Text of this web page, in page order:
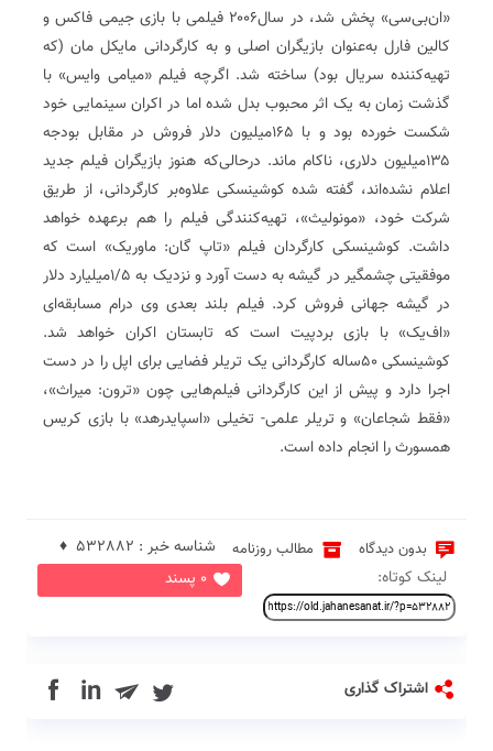
«ان‌بی‌سی» پخش ‌شد، در سال۲۰۰۶ فیلمی با بازی جیمی فاکس و
کالین فارل به‌عنوان بازیگران اصلی و به کارگردانی مایکل مان (که
تهیه‌کننده سریال بود) ساخته شد. اگرچه فیلم «میامی وایس» با
گذشت زمان به یک اثر محبوب بدل شده اما در اکران سینمایی خود
شکست خورده بود و با ۱۶۵‌میلیون دلار فروش در مقابل بودجه
۱۳۵‌میلیون دلاری، ناکام ماند. درحالی‌که هنوز بازیگران فیلم جدید
اعلام نشده‌اند، گفته شده کوشینسکی علاوه‌بر کارگردانی، از طریق
شرکت خود، «مونولیث»، تهیه‌کنندگی فیلم را هم برعهده خواهد
داشت. کوشینسکی کارگردان فیلم «تاپ گان: ماوریک» است که
موفقیتی چشمگیر در گیشه به دست آورد و نزدیک به 5/‏1‌میلیارد دلار
در گیشه جهانی فروش کرد. فیلم بلند بعدی وی درام مسابقه‌ای
«اف‌یک» با بازی برد‌پیت است که تابستان اکران خواهد شد.
کوشینسکی ۵۰ساله کارگردانی یک تریلر فضایی برای اپل را در دست
اجرا دارد و پیش از این کارگردانی فیلم‌هایی چون «ترون: میراث»،
«فقط شجاعان» و تریلر علمی- تخیلی «اسپایدرهد» با بازی کریس
همسورث را انجام داده است.
بدون دیدگاه مطالب روزنامه
0 پسند
شناسه خبر : 532882 ♦
لینک کوتاه:
اشتراک گذاری in